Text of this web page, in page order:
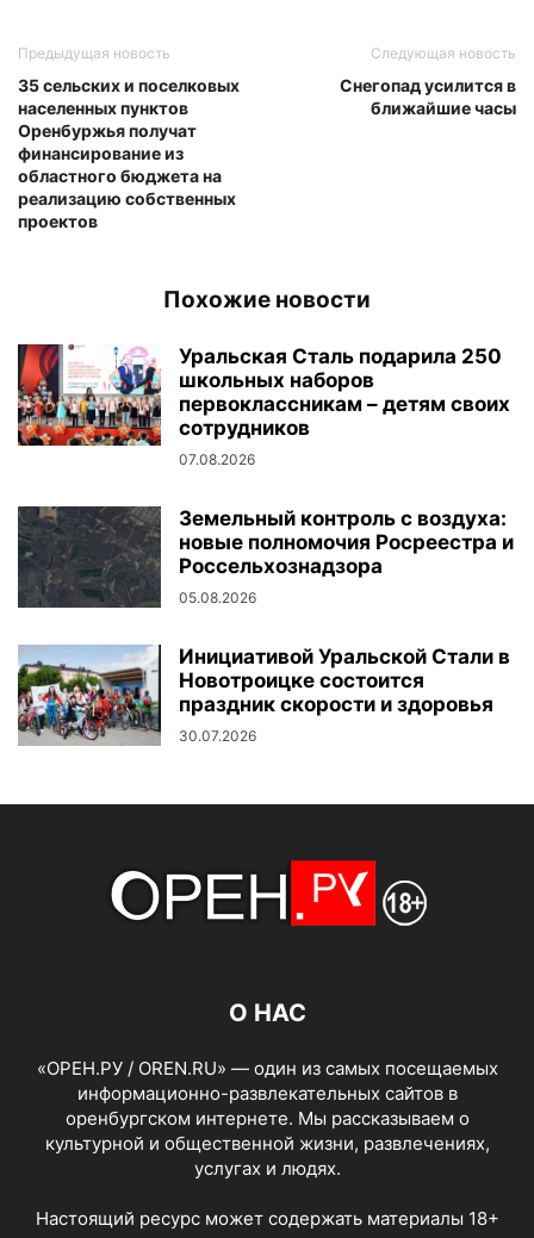
Предыдущая новость
35 сельских и поселковых
населенных пунктов
Оренбуржья получат
финансирование из
областного бюджета на
реализацию собственных
проектов
Следующая новость
Снегопад усилится в
ближайшие часы
Похожие новости
Уральская Сталь подарила 250
школьных наборов
первоклассникам – детям своих
сотрудников
07.08.2026
Земельный контроль с воздуха:
новые полномочия Росреестра и
Россельхознадзора
05.08.2026
Инициативой Уральской Стали в
Новотроицке состоится
праздник скорости и здоровья
30.07.2026
О НАС
«ОРЕН.РУ / OREN.RU» — один из самых посещаемых
информационно-развлекательных сайтов в
оренбургском интернете. Мы рассказываем о
культурной и общественной жизни, развлечениях,
услугах и людях.
Настоящий ресурс может содержать материалы 18+